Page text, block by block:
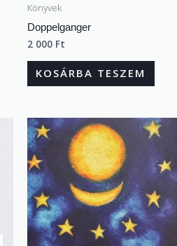
Könyvek
Doppelganger
2 000 Ft
KOSÁRBA TESZEM